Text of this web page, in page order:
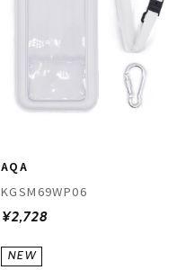
AQA
KGSM69WP06
¥2,728